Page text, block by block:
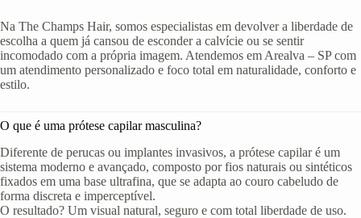
Na The Champs Hair, somos especialistas em devolver a liberdade de
escolha a quem já cansou de esconder a calvície ou se sentir
incomodado com a própria imagem. Atendemos em Arealva – SP com
um atendimento personalizado e foco total em naturalidade, conforto e
estilo.
O que é uma prótese capilar masculina?
Diferente de perucas ou implantes invasivos, a prótese capilar é um
sistema moderno e avançado, composto por fios naturais ou sintéticos
fixados em uma base ultrafina, que se adapta ao couro cabeludo de
forma discreta e imperceptível.
O resultado? Um visual natural, seguro e com total liberdade de uso.